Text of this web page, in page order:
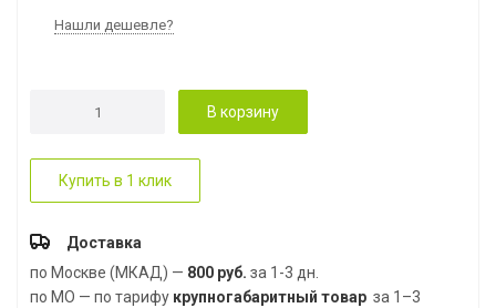
Нашли дешевле?
В корзину
Купить в 1 клик
Доставка
по Москве (МКАД) — 800 руб. за 1-3 дн.
по МО — по тарифу крупногабаритный товар за 1–3